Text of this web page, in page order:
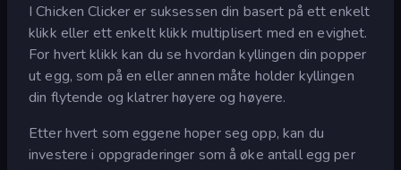
I Chicken Clicker er suksessen din basert på ett enkelt
klikk eller ett enkelt klikk multiplisert med en evighet.
For hvert klikk kan du se hvordan kyllingen din popper
ut egg, som på en eller annen måte holder kyllingen
din flytende og klatrer høyere og høyere.
Etter hvert som eggene hoper seg opp, kan du
investere i oppgraderinger som å øke antall egg per